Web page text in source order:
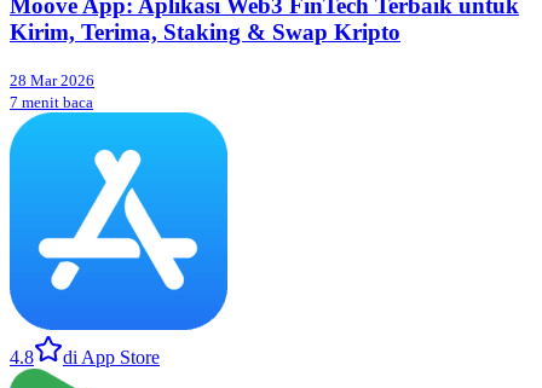
Moove App: Aplikasi Web3 FinTech Terbaik untuk
Kirim, Terima, Staking & Swap Kripto
28 Mar 2026
7 menit baca
4.8 di App Store